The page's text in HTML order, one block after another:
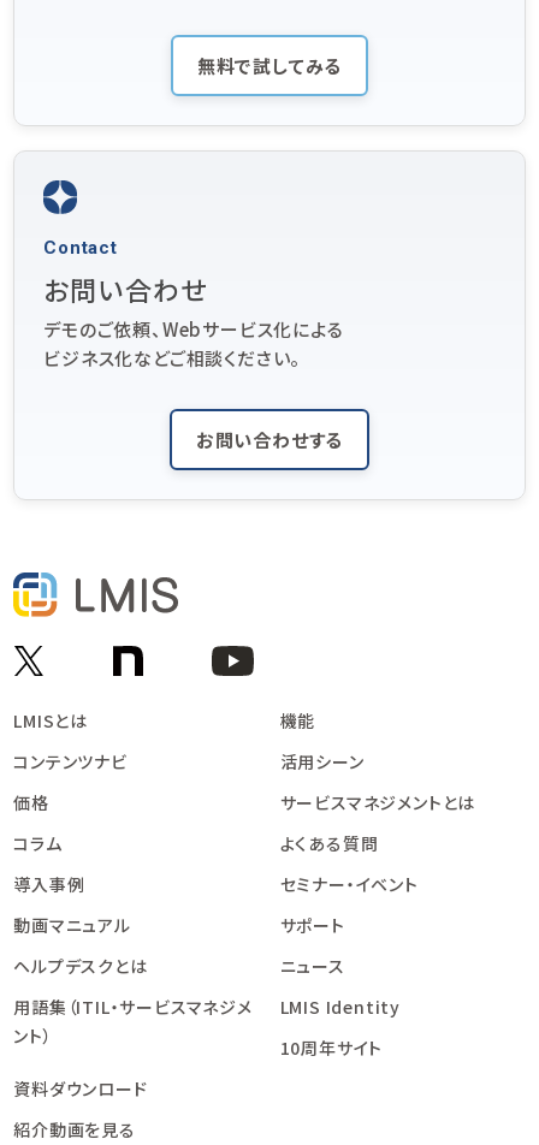
無料で試してみる
Contact
お問い合わせ
デモのご依頼、Webサービス化による
ビジネス化などご相談ください。
お問い合わせする
LMISとは
コンテンツナビ
価格
コラム
機能
活用シーン
サービスマネジメントとは
よくある質問
導入事例
動画マニュアル
ヘルプデスクとは
用語集（ITIL・サービスマネジメ
ント）
セミナー・イベント
サポート
ニュース
LMIS Identity
10周年サイト
資料ダウンロード
紹介動画を見る